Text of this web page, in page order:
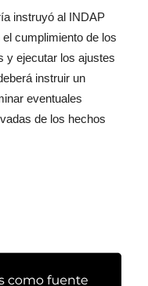
instruyó al INDAP
cumplimiento de los
y ejecutar los ajustes
instruir un
eventuales
de los hechos